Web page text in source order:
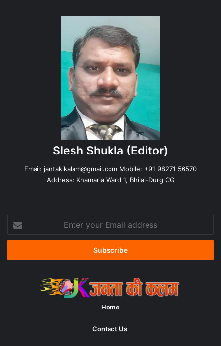
Slesh Shukla (Editor)
Email: jantakikalam@gmail.com Mobile: +91 98271 56570
Address: Khamaria Ward 1, Bhilai-Durg CG
your
Email
Home
Contact Us